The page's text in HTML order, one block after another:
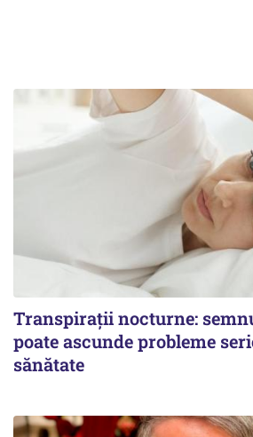
Transpirații nocturne:
poate ascunde probleme
sănătate